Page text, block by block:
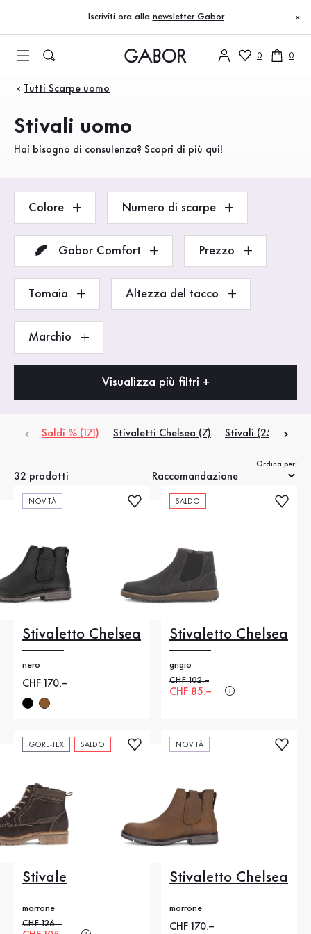
Vai al contenuto principale
Vai alla navigazione principale
Iscriviti ora alla newsletter Gabor ×
0 0
Prodotti
Tutti Scarpe uomo
Stivali uomo
Hai bisogno di consulenza? Scopri di più qui!
Colore Numero di scarpe
Gabor Comfort Prezzo
Tomaia Altezza del tacco
Marchio
Visualizza più filtri +
Saldi % (171) Stivaletti Chelsea (7) Stivali (25)
32 prodotti
Ordina per:
NOVITÀ
Stivaletto Chelsea
nero
Nuovo prezzo
CHF 170.–
SALDO
Stivaletto Chelsea
grigio
Prezzo precedente
CHF 102.–
Nuovo prezzo
CHF 85.–
GORE-TEX SALDO
Stivale
marrone
Prezzo precedente
CHF 126.–
NOVITÀ
Stivaletto Chelsea
marrone
Nuovo prezzo
CHF 170.–